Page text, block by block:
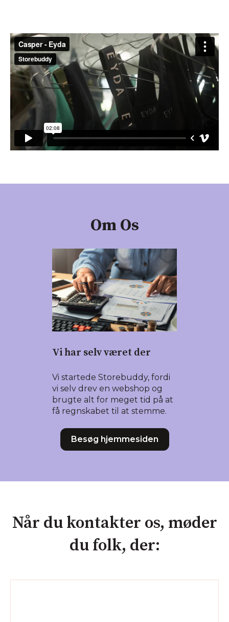
Om Os
Vi har selv været der
Vi startede Storebuddy, fordi
vi selv drev en webshop og
brugte alt for meget tid på at
få regnskabet til at stemme.
Besøg hjemmesiden
Når du kontakter os, møder
du folk, der: